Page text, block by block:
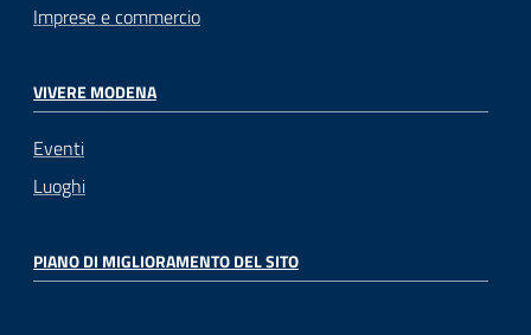
Imprese e commercio
VIVERE MODENA
Eventi
Luoghi
PIANO DI MIGLIORAMENTO DEL SITO